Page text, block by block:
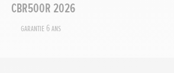
CBR500R 2026
Garantie 6 ans